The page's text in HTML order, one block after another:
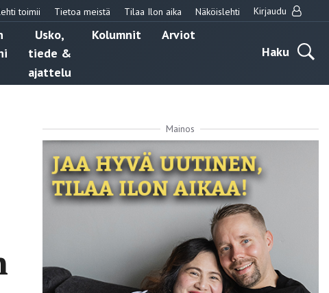
toimii Tietoa meistä Tilaa Ilon aika Näköislehti Kirjaudu
Usko,
tiede &
ajattelu
Kolumnit
Arviot
Haku
Mainos